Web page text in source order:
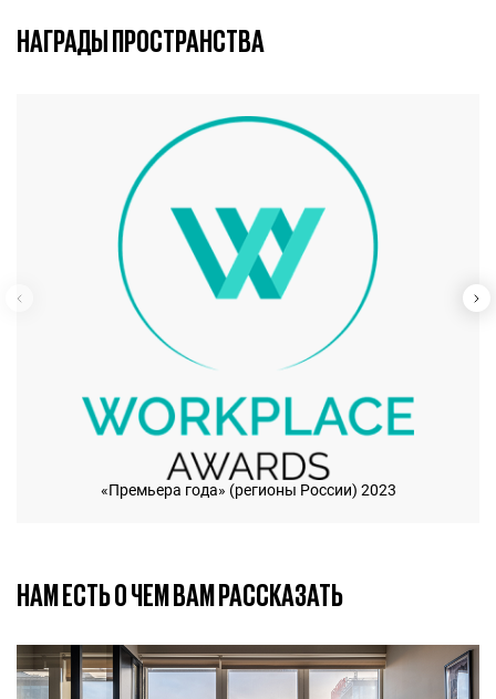
НАГРАДЫ ПРОСТРАНСТВА
«Премьера года» (регионы России) 2023
НАМ ЕСТЬ О ЧЕМ ВАМ РАССКАЗАТЬ